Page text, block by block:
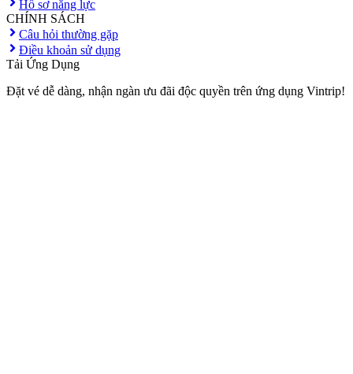
Hồ sơ năng lực
CHÍNH SÁCH
Câu hỏi thường gặp
Điều khoản sử dụng
Tải Ứng Dụng
Đặt vé dễ dàng, nhận ngàn ưu đãi độc quyền trên ứng dụng Vintrip!